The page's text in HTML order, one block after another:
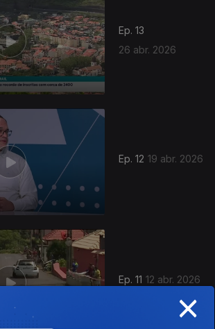
Ep. 13
26 abr. 2026
Ep. 12 19 abr. 2026
Ep. 11 12 abr. 2026
×